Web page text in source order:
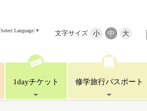
文字サイズ 小 中 大
Select Language ▼
1dayチケット 修学旅行パスポート